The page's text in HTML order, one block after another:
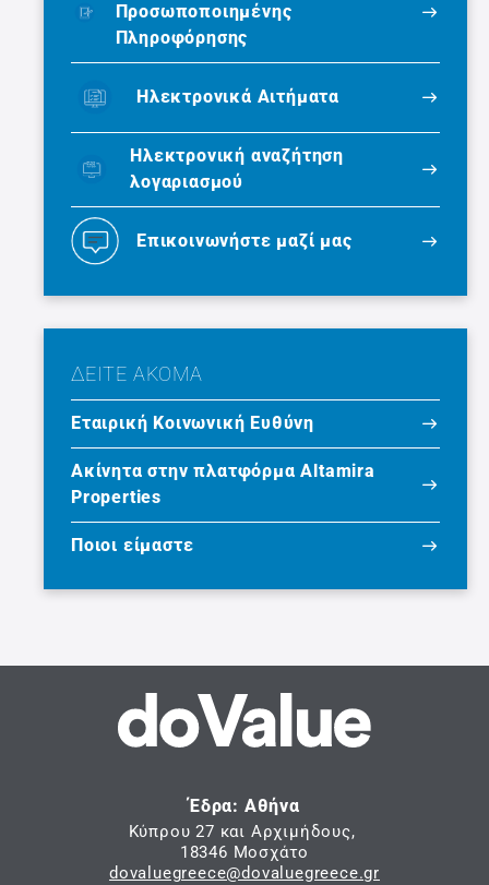
Προσωποποιημένης
Πληροφόρησης
Ηλεκτρονικά Αιτήματα
Ηλεκτρονική αναζήτηση
λογαριασμού
Επικοινωνήστε μαζί μας
ΔΕΙΤΕ ΑΚΟΜΑ
Εταιρική Κοινωνική Ευθύνη
Ακίνητα στην πλατφόρμα Altamira
Properties
Ποιοι είμαστε
Έδρα: Αθήνα
Κύπρου 27 και Αρχιμήδους,
18346 Μοσχάτο
dovaluegreece@dovaluegreece.gr